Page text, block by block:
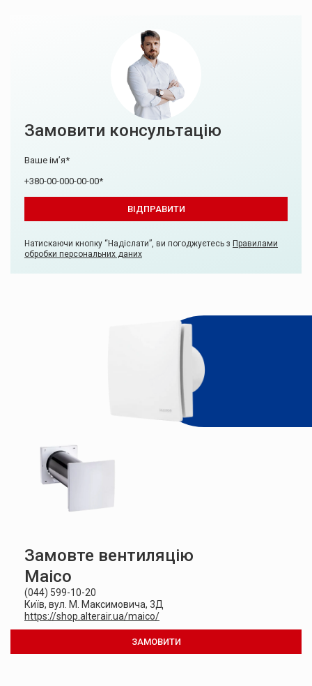
Замовити консультацію
Натискаючи кнопку “Надіслати”, ви погоджуєтесь з Правилами
обробки персональних даних
Замовте вентиляцію
Maico
(044) 599-10-20
Київ, вул. М. Максимовича, 3Д
https://shop.alterair.ua/maico/
ЗАМОВИТИ